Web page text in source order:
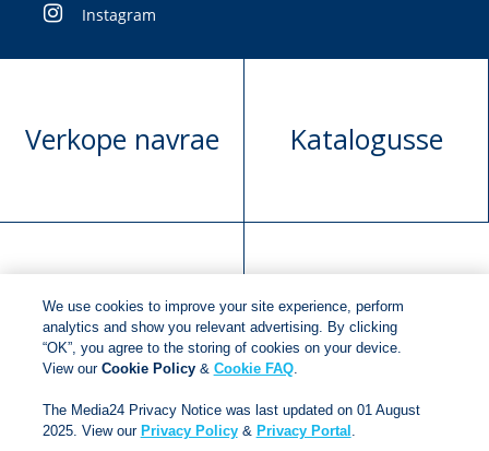
Instagram
Verkope navrae Katalogusse
Manuskrip
voorlegging
Versoek boekregte
Copyright © 2018 Jonathan Ball Publishers.All rights
reserved.
We use cookies to improve your site experience, perform
analytics and show you relevant advertising. By clicking
“OK”, you agree to the storing of cookies on your device.
View our Cookie Policy& Cookie FAQ.
The Media24 Privacy Notice was last updated on 01 August
2025. View our Privacy Policy& Privacy Portal .